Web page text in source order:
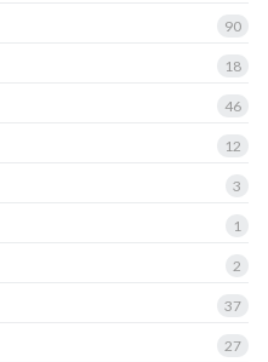
90
18
46
12
3
1
2
37
27